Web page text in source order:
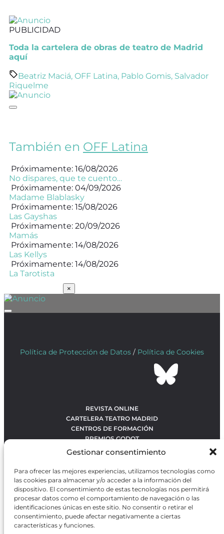
Gestionar consentimiento
Para ofrecer las mejores experiencias, utilizamos tecnologías como
las cookies para almacenar y/o acceder a la información del
dispositivo. El consentimiento de estas tecnologías nos permitirá
procesar datos como el comportamiento de navegación o las
identificaciones únicas en este sitio. No consentir o retirar el
consentimiento, puede afectar negativamente a ciertas
características y funciones.
PUBLICIDAD
Toda la cartelera de obras de teatro de Madrid
aquí
Beatriz Maciá, OFF Latina, Pablo Gomis, Salvador
Riquelme
También en OFF Latina
Próximamente: 16/08/2026
No dispares, que te cuento…
Próximamente: 04/09/2026
Madame Blablasky
Próximamente: 15/08/2026
Las Gayshas
Próximamente: 20/09/2026
Mamás
Próximamente: 14/08/2026
Las Kellys
Próximamente: 14/08/2026
La Tarotista
×
Política de Protección de Datos / Política de Cookies
REVISTA ONLINE
CARTELERA TEATRO MADRID
CENTROS DE FORMACIÓN
PREMIOS GODOT
CONTACTO
OBRAS MÁS VOTADAS
RANKING MEJORES OBRAS
BÚSQUEDA AVANZADA DE OBRAS